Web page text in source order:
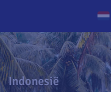
Indonesië